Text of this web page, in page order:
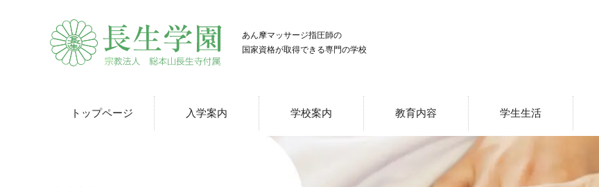
あん摩マッサージ指圧師の
国家資格が取得できる専門の学校
トップページ 入学案内 学校案内 教育内容 学生生活